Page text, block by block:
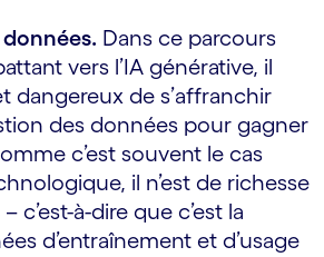
données. Dans ce parcours
vers l’IA générative, il
dangereux de s’affranchir
des données pour gagner
c’est souvent le cas
il n’est de richesse
c’est-à-dire que c’est la
d’entraînement et d’usage